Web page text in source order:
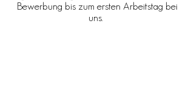
Bewerbung bis zum ersten Arbeitstag bei
uns.